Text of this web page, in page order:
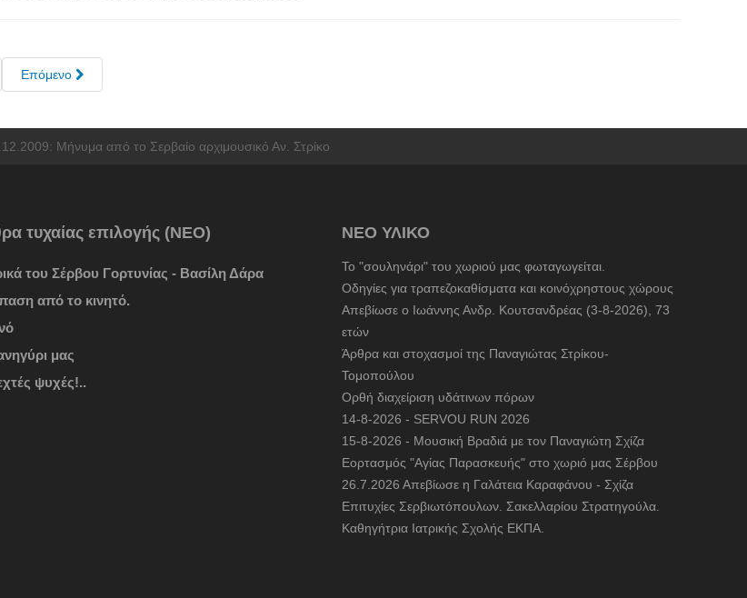
Επόμενο
Μήνυμα από το Σερβαίο αρχιμουσικό Αν. Στρίκο
τυχαίας επιλογής (ΝΕΟ)
του Σέρβου Γορτυνίας - Βασίλη Δάρα
από το κινητό.
μας
ψυχές!..
ΝΕΟ ΥΛΙΚΟ
To "σουληνάρι" του χωριού μας φωταγωγείται.
Οδηγίες για τραπεζοκαθίσματα και κοινόχρηστους χώρους
Απεβίωσε ο Ιωάννης Ανδρ. Κουτσανδρέας (3-8-2026), 73
ετών
Άρθρα και στοχασμοί της Παναγιώτας Στρίκου-
Τομοπούλου
Ορθή διαχείριση υδάτινων πόρων
14-8-2026 - SERVOU RUN 2026
15-8-2026 - Μουσική Βραδιά με τον Παναγιώτη Σχίζα
Εορτασμός "Αγίας Παρασκευής" στο χωριό μας Σέρβου
26.7.2026 Απεβίωσε η Γαλάτεια Καραφάνου - Σχίζα
Επιτυχίες Σερβιωτόπουλων. Σακελλαρίου Στρατηγούλα.
Καθηγήτρια Ιατρικής Σχολής ΕΚΠΑ.